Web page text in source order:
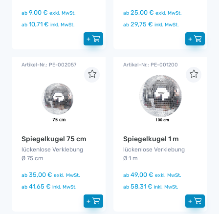
ab 9,00 € exkl. MwSt.
ab 10,71 € inkl. MwSt.
+
ab 25,00 € exkl. MwSt.
ab 29,75 € inkl. MwSt.
+
Artikel-Nr.: PE-002057
Spiegelkugel 75 cm
lückenlose Verklebung
Ø 75 cm
ab 35,00 € exkl. MwSt.
ab 41,65 € inkl. MwSt.
+
Artikel-Nr.: PE-001200
Spiegelkugel 1 m
lückenlose Verklebung
Ø 1 m
ab 49,00 € exkl. MwSt.
ab 58,31 € inkl. MwSt.
+